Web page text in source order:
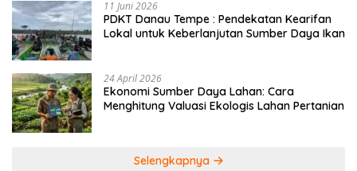
11 Juni 2026
PDKT Danau Tempe : Pendekatan Kearifan
Lokal untuk Keberlanjutan Sumber Daya Ikan
24 April 2026
Ekonomi Sumber Daya Lahan: Cara
Menghitung Valuasi Ekologis Lahan Pertanian
Selengkapnya